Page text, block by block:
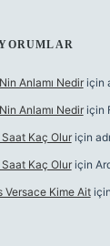
Anlamı Nediriçin
Anlamı Nediriçin
Kaç Oluriçin
Kaç Oluriçin
Versace Kime Aitiçin